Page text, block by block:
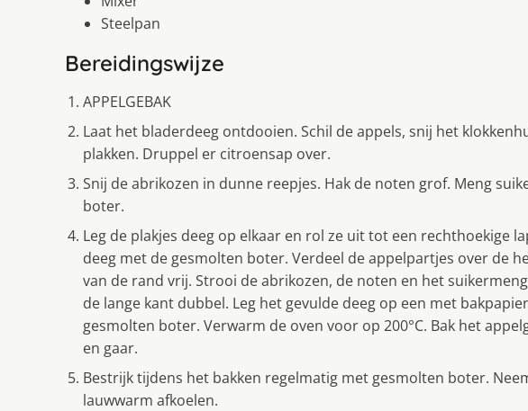
Steelpan
Bereidingswijze
APPELGEBAK
Laat het bladerdeeg ontdooien. Schil de appels, snij het
plakken. Druppel er citroensap over.
Snij de abrikozen in dunne reepjes. Hak de noten grof. Meng
boter.
Leg de plakjes deeg op elkaar en rol ze uit tot een rechthoekige
deeg met de gesmolten boter. Verdeel de appelpartjes over de
van de rand vrij. Strooi de abrikozen, de noten en het
de lange kant dubbel. Leg het gevulde deeg op een met
gesmolten boter. Verwarm de oven voor op 200°C. Bak het
en gaar.
Bestrijk tijdens het bakken regelmatig met gesmolten boter.
lauwwarm afkoelen.